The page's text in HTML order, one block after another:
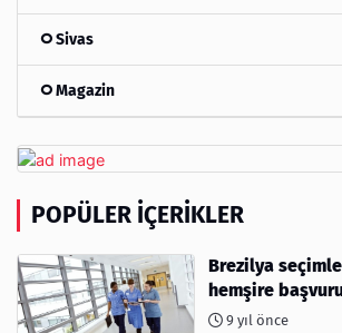
Sivas
Magazin
POPÜLER İÇERIKLER
Brezilya
hemşire
9 yıl önce